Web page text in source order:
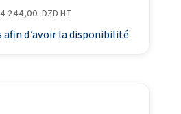
244,00 DZD HT
afin d’avoir la disponibilité